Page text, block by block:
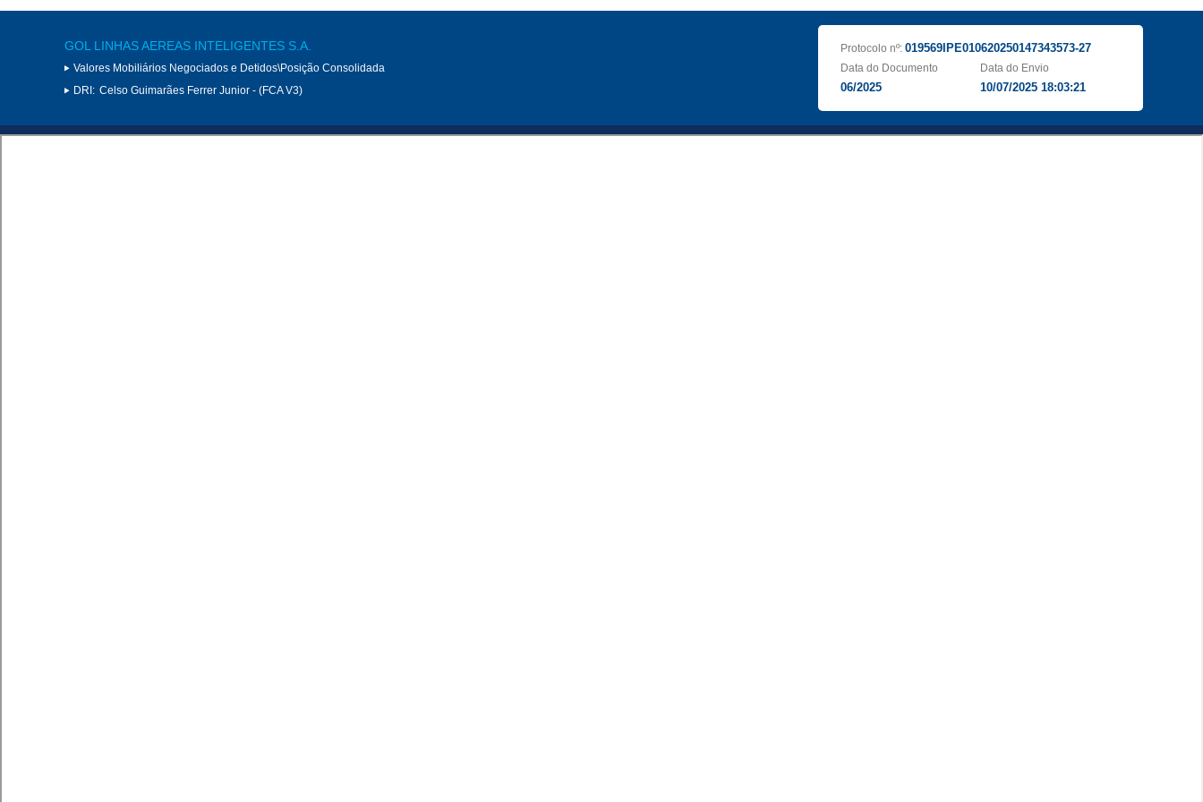
GOL LINHAS AEREAS INTELIGENTES S.A.
Valores Mobiliários Negociados e Detidos\Posição Consolidada
DRI: Celso Guimarães Ferrer Junior - (FCA V3)
Protocolo nº: 019569IPE010620250147343573-27
Data do Documento
06/2025
Data do Envio
10/07/2025 18:03:21